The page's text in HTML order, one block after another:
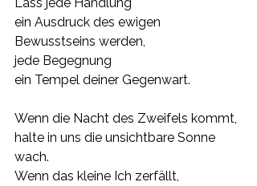
ein Ausdruck des ewigen
Bewusstseins werden,
jede Begegnung
ein Tempel deiner Gegenwart.
Wenn die Nacht des Zweifels kommt,
halte in uns die unsichtbare Sonne
wach.
Wenn das kleine Ich zerfällt,